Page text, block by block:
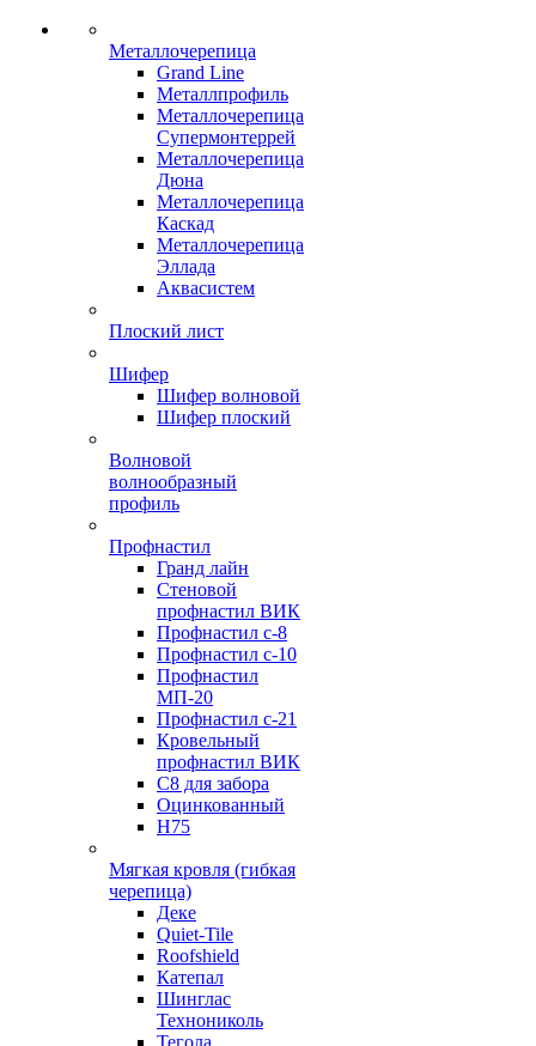
Металлочерепица
Grand Line
Металлпрофиль
Металлочерепица
Супермонтеррей
Металлочерепица
Дюна
Металлочерепица
Каскад
Металлочерепица
Эллада
Аквасистем
Плоский лист
Шифер
Шифер волновой
Шифер плоский
Волновой
волнообразный
профиль
Профнастил
Гранд лайн
Стеновой
профнастил ВИК
Профнастил с-8
Профнастил с-10
Профнастил
МП-20
Профнастил с-21
Кровельный
профнастил ВИК
С8 для забора
Оцинкованный
Н75
Мягкая кровля (гибкая
черепица)
Деке
Quiet-Tile
Roofshield
Катепал
Шинглас
Технониколь
Тегола